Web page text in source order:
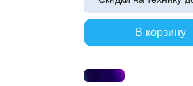
В корзину